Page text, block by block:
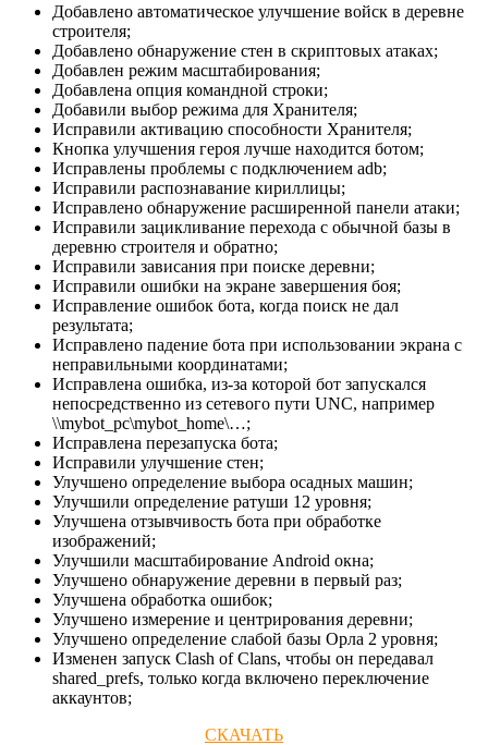
Добавлено автоматическое улучшение войск в деревне
строителя;
Добавлено обнаружение стен в скриптовых атаках;
Добавлен режим масштабирования;
Добавлена опция командной строки;
Добавили выбор режима для Хранителя;
Исправили активацию способности Хранителя;
Кнопка улучшения героя лучше находится ботом;
Исправлены проблемы с подключением adb;
Исправили распознавание кириллицы;
Исправлено обнаружение расширенной панели атаки;
Исправили зацикливание перехода с обычной базы в
деревню строителя и обратно;
Исправили зависания при поиске деревни;
Исправили ошибки на экране завершения боя;
Исправление ошибок бота, когда поиск не дал
результата;
Исправлено падение бота при использовании экрана с
неправильными координатами;
Исправлена ​​ошибка, из-за которой бот запускался
непосредственно из сетевого пути UNC, например
\\mybot_pc\mybot_home\…;
Исправлена перезапуска бота;
Исправили улучшение стен;
Улучшено определение выбора осадных машин;
Улучшили определение ратуши 12 уровня;
Улучшена отзывчивость бота при обработке
изображений;
Улучшили масштабирование Android окна;
Улучшено обнаружение деревни в первый раз;
Улучшена обработка ошибок;
Улучшено измерение и центрирования деревни;
Улучшено определение слабой базы Орла 2 уровня;
Изменен запуск Clash of Clans, чтобы он передавал
shared_prefs, только когда включено переключение
аккаунтов;
СКАЧАТЬ